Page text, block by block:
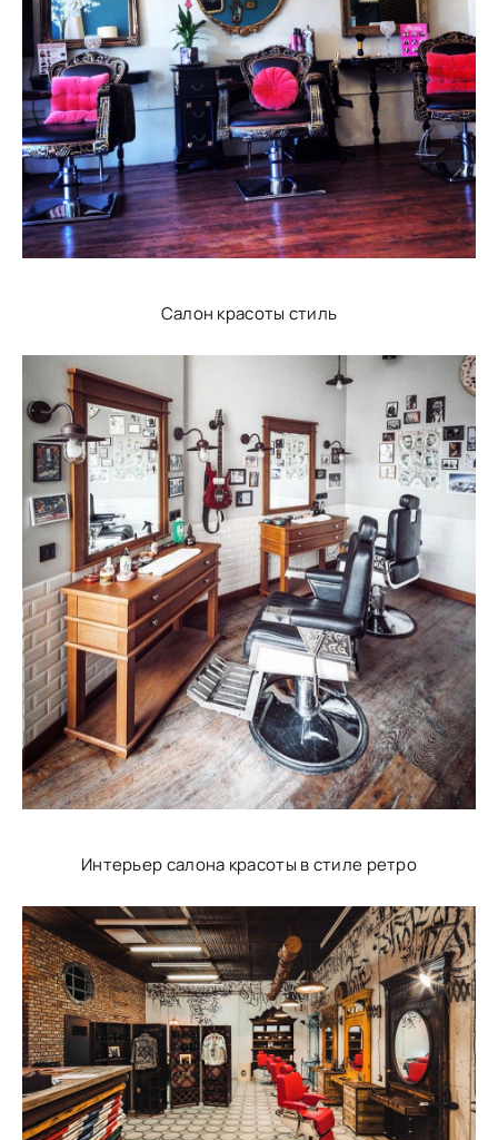
Салон красоты стиль
Интерьер салона красоты в стиле ретро